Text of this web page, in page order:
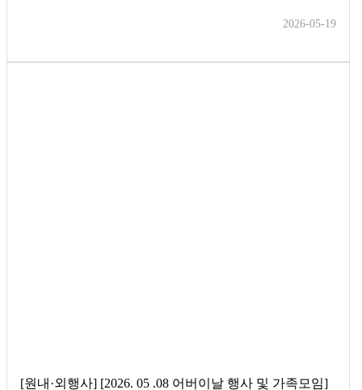
2026-05-19
[원내·외행사] [2026. 05 .08 어버이날 행사 및 가족모임]